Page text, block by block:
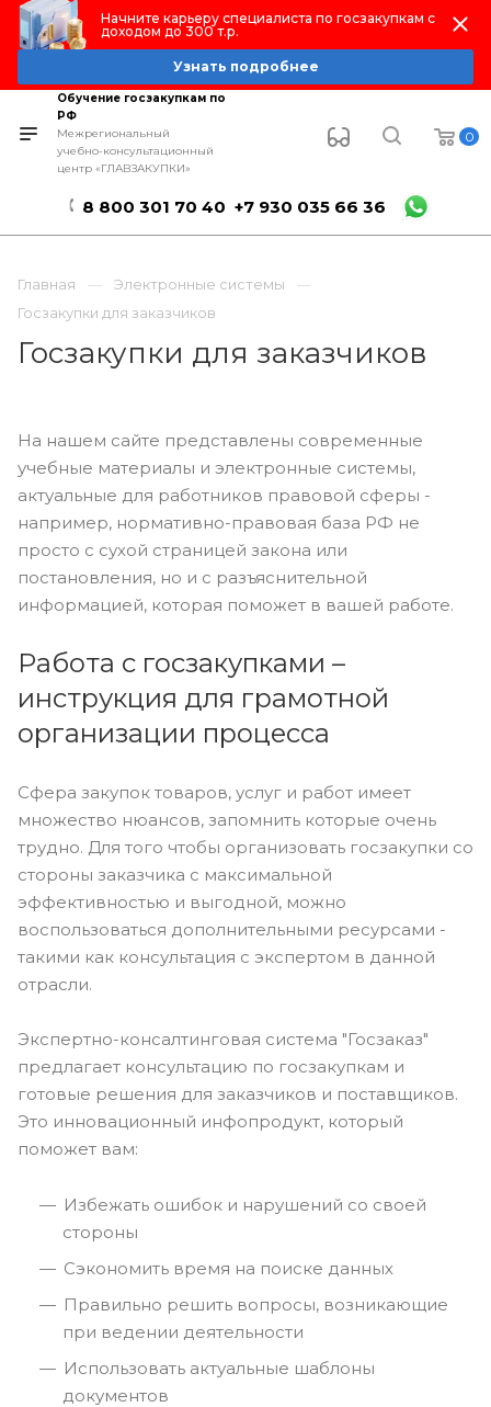
Начните карьеру специалиста по госзакупкам с
доходом до 300 т.р.
Узнать подробнее
Обучение госзакупкам по
РФ
Межрегиональный
учебно-консультационный
центр «ГЛАВЗАКУПКИ»
0
8 800 301 70 40 +7 930 035 66 36
Главная
Электронные системы
Госзакупки для заказчиков
Госзакупки для заказчиков
На нашем сайте представлены современные
учебные материалы и электронные системы,
актуальные для работников правовой сферы -
например, нормативно-правовая база РФ не
просто с сухой страницей закона или
постановления, но и с разъяснительной
информацией, которая поможет в вашей работе.
Работа с госзакупками –
инструкция для грамотной
организации процесса
Сфера закупок товаров, услуг и работ имеет
множество нюансов, запомнить которые очень
трудно. Для того чтобы организовать госзакупки со
стороны заказчика с максимальной
эффективностью и выгодной, можно
воспользоваться дополнительными ресурсами -
такими как консультация с экспертом в данной
отрасли.
Экспертно-консалтинговая система "Госзаказ"
предлагает консультацию по госзакупкам и
готовые решения для заказчиков и поставщиков.
Это инновационный инфопродукт, который
поможет вам:
Избежать ошибок и нарушений со своей
стороны
Сэкономить время на поиске данных
Правильно решить вопросы, возникающие
при ведении деятельности
Использовать актуальные шаблоны
документов